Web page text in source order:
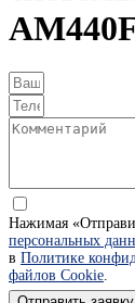
Нажимая
персональных
в Политике
файлов Cookie.